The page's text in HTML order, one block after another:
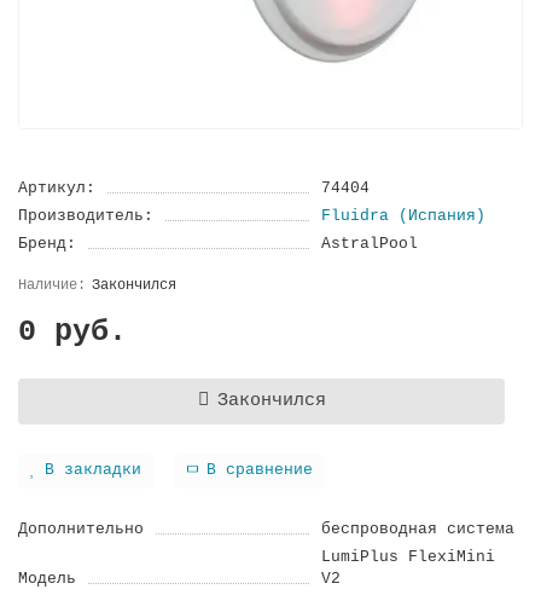
Артикул:
74404
Производитель:
Fluidra (Испания)
Бренд:
AstralPool
Закончился
0 руб.
Закончился
В закладки В сравнение
Дополнительно беспроводная система
Модель
LumiPlus FlexiMini
V2